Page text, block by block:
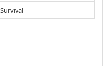
Survival